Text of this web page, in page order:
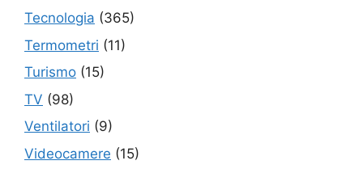
Tecnologia (365)
Termometri (11)
Turismo (15)
TV (98)
Ventilatori (9)
Videocamere (15)